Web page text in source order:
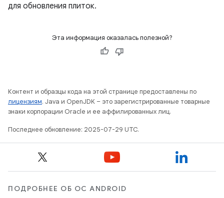
для обновления плиток.
Эта информация оказалась полезной?
Контент и образцы кода на этой странице предоставлены по
лицензиям. Java и OpenJDK – это зарегистрированные товарные
знаки корпорации Oracle и ее аффилированных лиц.
Последнее обновление: 2025-07-29 UTC.
ПОДРОБНЕЕ ОБ ОС ANDROID